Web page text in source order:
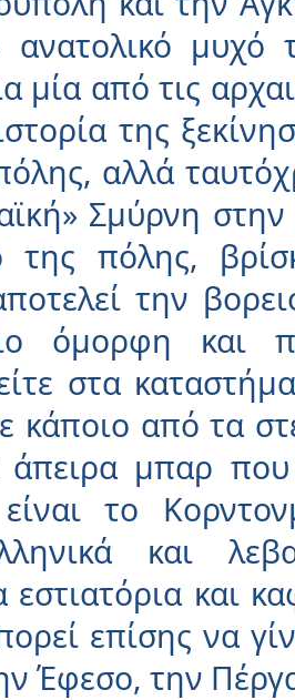
ανατολικό
µία από τις
της
αλλά
Σµύρνη
της πόλης,
την
όµορφη και
στα
κάποιο από τα
µπαρ που
το
και
εστιατόρια και
επίσης να
Έφεσο, την